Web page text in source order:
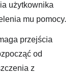
użytkownika
mu pomocy.
przejścia
od
z